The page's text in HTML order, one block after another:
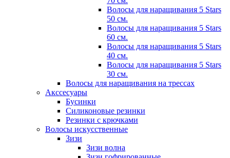
Волосы для наращивания 5 Stars
50 см.
Волосы для наращивания 5 Stars
60 см.
Волосы для наращивания 5 Stars
40 см.
Волосы для наращивания 5 Stars
30 см.
Волосы для наращивания на трессах
Акссесуары
Бусинки
Силиконовые резинки
Резинки с крючками
Волосы искусственные
Зизи
Зизи волна